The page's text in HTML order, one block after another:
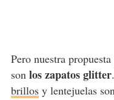
Pero nuestra
son los zapatos glitter
brillosy lentejuelas